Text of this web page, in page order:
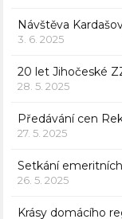
Návštěva
3. 6. 2025
20 let Jihočeské
28. 5. 2025
Předávání cen
27. 5. 2025
Setkání
26. 5. 2025
Krásy domácího